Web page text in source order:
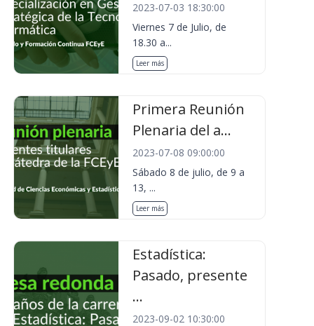
2023-07-03 18:30:00
Viernes 7 de Julio, de
18.30 a...
Leer más
Primera Reunión
Plenaria del a...
2023-07-08 09:00:00
Sábado 8 de julio, de 9 a
13, ...
Leer más
Estadística:
Pasado, presente
...
2023-09-02 10:30:00